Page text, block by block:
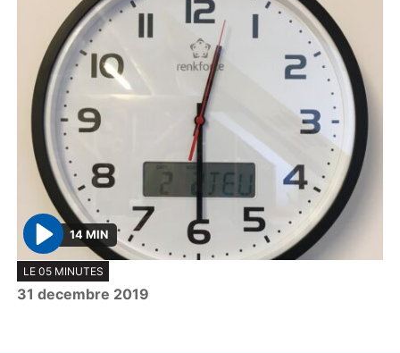
P
l
a
14 MIN
LE 05 MINUTES
31 decembre 2019